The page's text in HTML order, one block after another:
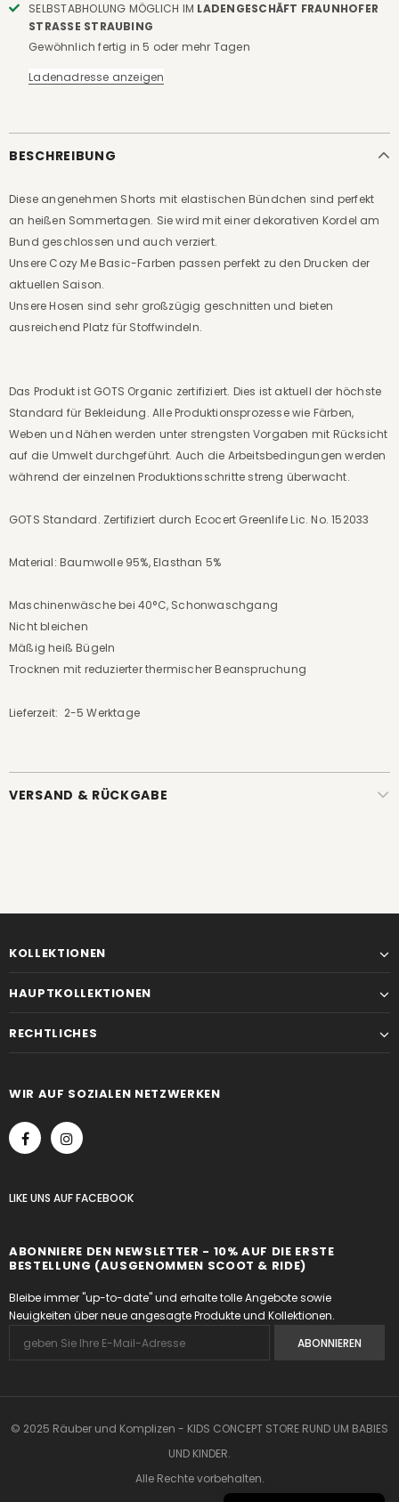
SELBSTABHOLUNG MÖGLICH IM LADENGESCHÄFT FRAUNHOFER
STRASSE STRAUBING
Gewöhnlich fertig in 5 oder mehr Tagen
Ladenadresse anzeigen
BESCHREIBUNG
Diese angenehmen Shorts mit elastischen Bündchen sind perfekt
an heißen Sommertagen. Sie wird mit einer dekorativen Kordel am
Bund geschlossen und auch verziert.
Unsere Cozy Me Basic-Farben passen perfekt zu den Drucken der
aktuellen Saison.
Unsere Hosen sind sehr großzügig geschnitten und bieten
ausreichend Platz für Stoffwindeln.
Das Produkt ist GOTS Organic zertifiziert. Dies ist aktuell der höchste
Standard für Bekleidung. Alle Produktionsprozesse wie Färben,
Weben und Nähen werden unter strengsten Vorgaben mit Rücksicht
auf die Umwelt durchgeführt. Auch die Arbeitsbedingungen werden
während der einzelnen Produktionsschritte streng überwacht.
GOTS Standard. Zertifiziert durch Ecocert Greenlife Lic. No. 152033
Material: Baumwolle 95%, Elasthan 5%
Maschinenwäsche bei 40°C, Schonwaschgang
Nicht bleichen
Mäßig heiß Bügeln
Trocknen mit reduzierter thermischer Beanspruchung
Lieferzeit: 2-5 Werktage
VERSAND & RÜCKGABE
KOLLEKTIONEN
HAUPTKOLLEKTIONEN
RECHTLICHES
WIR AUF SOZIALEN NETZWERKEN
LIKE UNS AUFFACEBOOK
ABONNIERE DEN NEWSLETTER - 10% AUF DIE ERSTE
BESTELLUNG (AUSGENOMMEN SCOOT & RIDE)
Bleibe immer "up-to-date" und erhalte tolle Angebote sowie
Neuigkeiten über neue angesagte Produkte und Kollektionen.
© 2025 Räuber und Komplizen - KIDS CONCEPT STORE RUND UM BABIES
UND KINDER.
Alle Rechte vorbehalten.